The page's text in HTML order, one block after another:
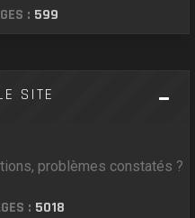
: 599
SITE
problèmes constatés ?
: 5018